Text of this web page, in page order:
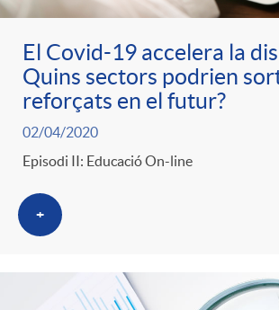
El Covid-19 accelera la
Quins sectors podrien
reforçats en el futur?
02/04/2020
Episodi II: Educació On-line
+